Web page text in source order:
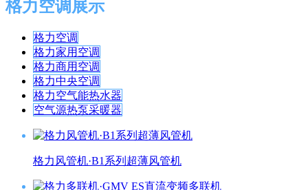
格力空调展示
格力空调
格力家用空调
格力商用空调
格力中央空调
格力空气能热水器
空气源热泵采暖器
格力风管机·B1系列超薄风管机